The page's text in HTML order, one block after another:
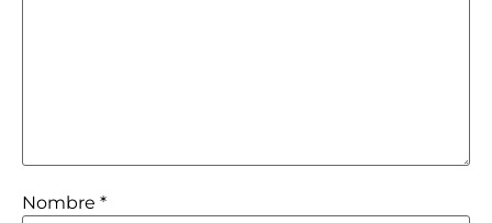
Nombre *